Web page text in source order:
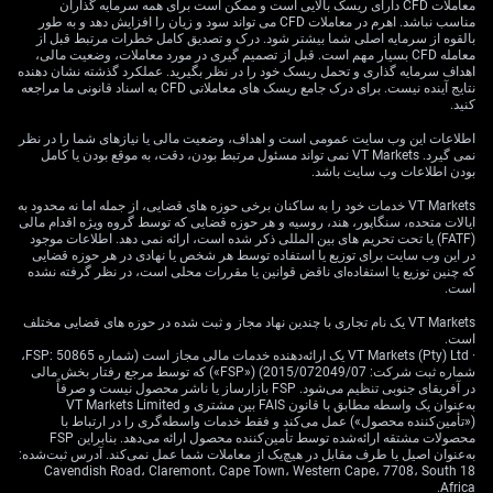
Option؛ قراردادی که حق—نه الزام—خرید دلار در قیمت
مشخص را می‌دهد) با قیمت اعمال نزدیک ۱۷.۵۰ نگاه می‌کنیم
تا از حرکت احتمالی رو به بالا با ریسک محدود استفاده کنیم.
این روش کمک می‌کند اگر پزو از آن سطح کلیدی ضعیف‌تر
شود سود بگیریم؛ سطحی که به نظر می‌رسد بازار به آن
مثل ۲۰۱۹، حتی با وجود نرخ‌های بهره بالا، قبل از تضعیف
ماندگار پزو رخ داده‌اند.
رفتار نوسان و راهبردهای
بهره‌گیری از بازده
سیگنال‌های متضاد بنکسیکو—رشد ضعیف در برابر سیاست
نرخ بهره نسبتاً سخت‌گیرانه (Hawkish؛ تمایل به بالا نگه
داشتن نرخ بهره برای مهار تورم)—احتمالاً ابهام بازار را بیشتر
می‌کند و «نوسان» را بالا می‌برد. «نوسان ضمنی» (Implied
Volatility؛ برآورد بازار از میزان نوسان آینده که از قیمت
اختیارها استخراج می‌شود) در اختیارهای یک‌ماهه طی یک روز
گذشته کمی بالا رفته و انتظار داریم این روند ادامه یابد.
معاملات CFD دارای ریسک بالایی است و ممکن است برای همه سرمایه گذاران
مناسب نباشد. اهرم در معاملات CFD می تواند سود و زیان را افزایش دهد و به طور
بالقوه از سرمایه اصلی شما بیشتر شود. درک و تصدیق کامل خطرات مرتبط قبل از
معامله CFD بسیار مهم است. قبل از تصمیم گیری در مورد معاملات، وضعیت مالی،
اهداف سرمایه گذاری و تحمل ریسک خود را در نظر بگیرید. عملکرد گذشته نشان دهنده
نتایج آینده نیست. برای درک جامع ریسک های معاملاتی CFD به اسناد قانونی ما مراجعه
کنید.
اطلاعات این وب سایت عمومی است و اهداف، وضعیت مالی یا نیازهای شما را در نظر
نمی گیرد. VT Markets نمی تواند مسئول مرتبط بودن، دقت، به موقع بودن یا کامل
بودن اطلاعات وب سایت باشد.
VT Markets خدمات خود را به ساکنان برخی حوزه های قضایی، از جمله اما نه محدود به
ایالات متحده، سنگاپور، هند، روسیه و هر حوزه قضایی که توسط گروه ویژه اقدام مالی
(FATF) یا تحت تحریم های بین المللی ذکر شده است، ارائه نمی دهد. اطلاعات موجود
در این وب سایت برای توزیع یا استفاده توسط هر شخص یا نهادی در هر حوزه قضایی
که چنین توزیع یا استفاده‌ای ناقض قوانین یا مقررات محلی است، در نظر گرفته نشده
است.
VT Markets یک نام تجاری با چندین نهاد مجاز و ثبت شده در حوزه های قضایی مختلف
است.
· VT Markets (Pty) Ltd یک ارائه‌دهنده خدمات مالی مجاز است (شماره FSP: 50865،
شماره ثبت شرکت: 2015/072049/07) («FSP») که توسط مرجع رفتار بخش مالی
در آفریقای جنوبی تنظیم می‌شود. FSP بازارساز یا ناشر محصول نیست و صرفاً
به‌عنوان یک واسطه مطابق با قانون FAIS بین مشتری و VT Markets Limited
(«تأمین‌کننده محصول») عمل می‌کند و فقط خدمات واسطه‌گری را در ارتباط با
محصولات مشتقه ارائه‌شده توسط تأمین‌کننده محصول ارائه می‌دهد. بنابراین FSP
به‌عنوان اصیل یا طرف مقابل در هیچ‌یک از معاملات شما عمل نمی‌کند. آدرس ثبت‌شده:
18 Cavendish Road، Claremont، Cape Town، Western Cape، 7708، South
Africa.